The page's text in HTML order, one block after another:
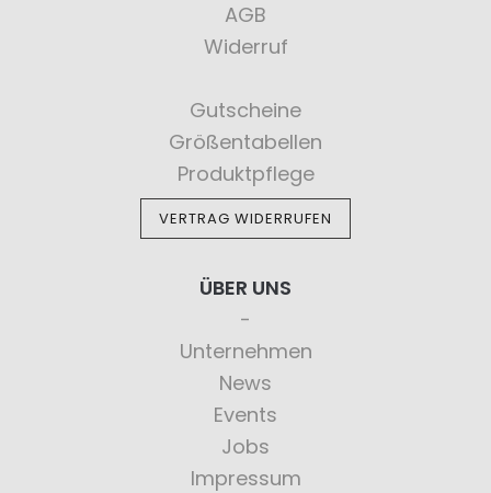
AGB
Widerruf
Gutscheine
Größentabellen
Produktpflege
VERTRAG WIDERRUFEN
ÜBER UNS
Unternehmen
News
Events
Jobs
Impressum